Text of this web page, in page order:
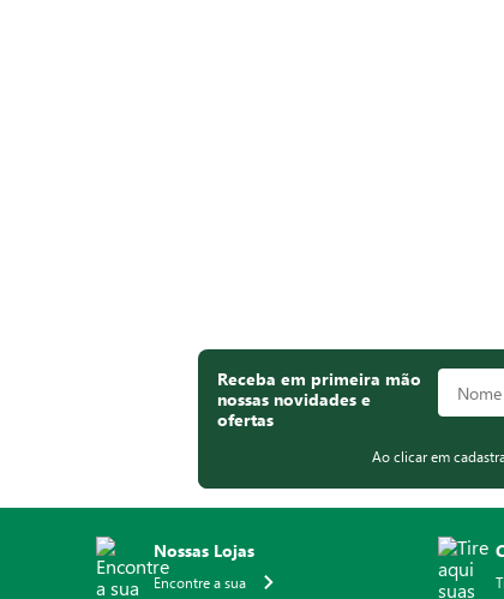
Receba em primeira mão
nossas novidades e
ofertas
Ao clicar em
Nossas Lojas
Encontre a sua